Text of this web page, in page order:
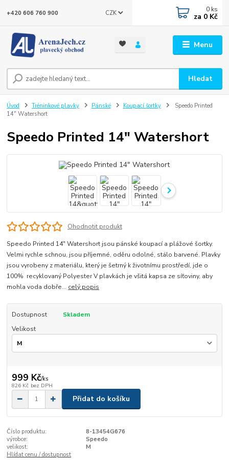
Menu
CZK
Hledat
+420 606 760 900 0 ks
za 0 Kč
Úvod Tréninkové plavky Pánské Koupací šortky
Speedo Printed
14" Watershort
Speedo Printed 14" Watershort
Ohodnotit produkt
Speedo Printed 14" Watershort jsou pánské koupací a plážové šortky.
Velmi rychle schnou, jsou příjemné, oděru odolné, stálo barvené. Plavky
jsou vyrobeny z materiálu, který je šetrný k životnímu prostředí, jde o
100% recyklovaný Polyester V plavkách je všitá kapsa ze síťoviny, aby
mohla voda dobře... celý popis
Dostupnost
Skladem
Velikost
999 Kč/ks
826 Kč bez DPH
Přidat do košíku
Číslo produktu:
8-13454G676
výrobce:
Speedo
velikost:
M
Hlídat cenu / dostupnost